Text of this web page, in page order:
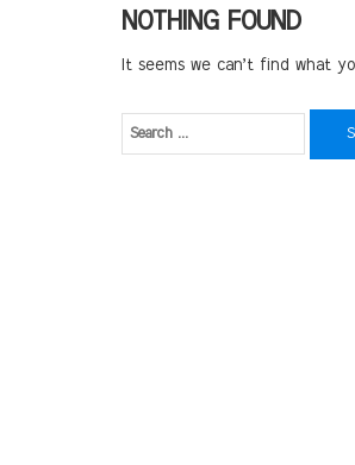
NOTHING FOUND
It seems we can’t find what